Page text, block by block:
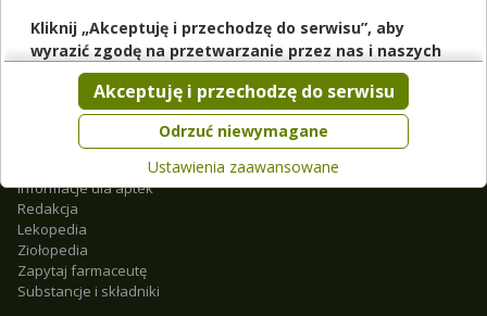
O nas
Regulamin
Ustawienia prywatności
Partnerzy
Współpraca
Mapa strony
Informacje dla aptek
Redakcja
Lekopedia
Ziołopedia
Zapytaj farmaceutę
Substancje i składniki
Kliknij „Akceptuję i przechodzę do serwisu”, aby
wyrazić zgodę na przetwarzanie przez nas i naszych
partnerów Twoich danych w powyższych celach.
Pamiętaj, że wyrażenie zgody jest dobrowolne, a wyrażoną
zgodę możesz w każdej chwili cofnąć, możesz też wycofać
zgodę na przetwarzanie Twoich danych tylko w niektórych
celach. Jeżeli chcesz dowiedzieć się więcej lub chcesz
przeprowadzić konfigurację szczegółową, to możesz tego
dokonać za pomocą „Ustawień zaawansowanych”.
Więcej informacji na temat wykorzystywania narzędzi
zewnętrznych w naszym serwisie znajdziesz w
Serwisu.
Odrzuć niewymagane
Akceptuję i przechodzę do serwisu
Ustawienia zaawansowane